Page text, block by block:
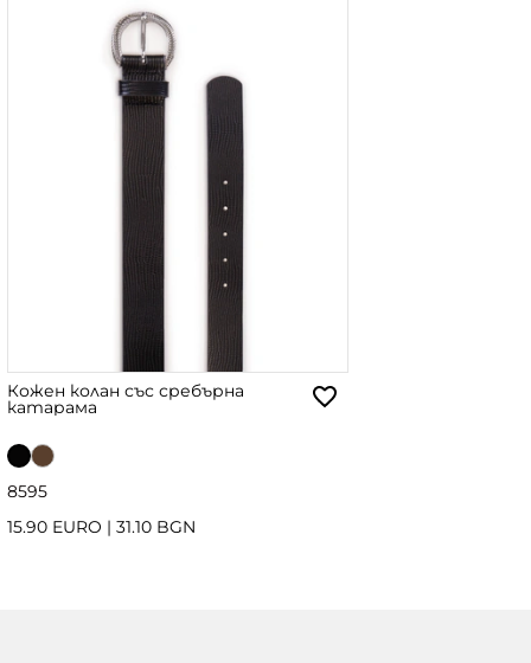
Кожен колан със сребърна
катарама
8595
15.90 EURO | 31.10 BGN